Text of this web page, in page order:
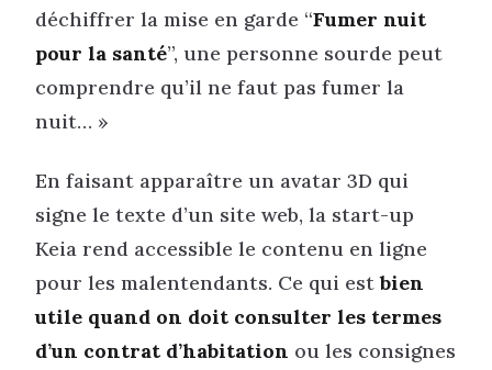
déchiffrer la mise en garde “Fumer nuit
pour la santé”, une personne sourde peut
comprendre qu’il ne faut pas fumer la
nuit… »
En faisant apparaître un avatar 3D qui
signe le texte d’un site web, la start-up
Keia rend accessible le contenu en ligne
pour les malentendants. Ce qui estbien
utile quand on doit consulter les termes
d’un contrat d’habitation ou les consignes